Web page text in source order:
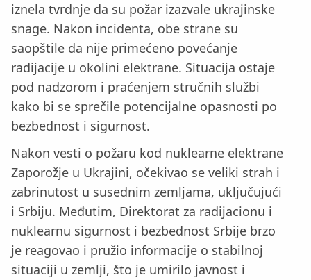
iznela tvrdnje da su požar izazvale ukrajinske
snage. Nakon incidenta, obe strane su
saopštile da nije primećeno povećanje
radijacije u okolini elektrane. Situacija ostaje
pod nadzorom i praćenjem stručnih službi
kako bi se sprečile potencijalne opasnosti po
bezbednost i sigurnost.
Nakon vesti o požaru kod nuklearne elektrane
Zaporožje u Ukrajini, očekivao se veliki strah i
zabrinutost u susednim zemljama, uključujući
i Srbiju. Međutim, Direktorat za radijacionu i
nuklearnu sigurnost i bezbednost Srbije brzo
je reagovao i pružio informacije o stabilnoj
situaciji u zemlji, što je umirilo javnost i